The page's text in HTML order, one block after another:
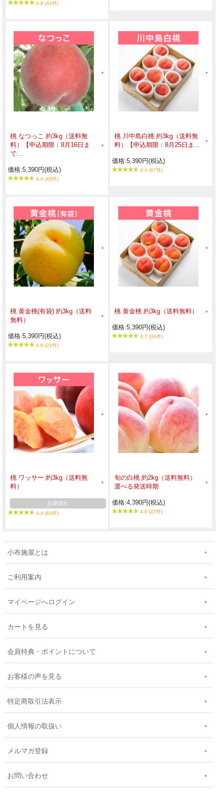
4.8 (41件)
桃 なつっこ 約3kg（送料無
料）【申込期限：8月16日ま
で...
価格:5,390円(税込)
4.4 (43件)
桃 川中島白桃 約3kg（送料無
料）【申込期限：8月25日ま...
価格:5,390円(税込)
4.4 (67件)
桃 黄金桃(有袋) 約3kg（送料
無料）
価格:5,390円(税込)
4.8 (21件)
桃 黄金桃 約3kg（送料無料）
価格:5,390円(税込)
4.7 (34件)
桃 ワッサー 約3kg（送料無
料）
在庫切れ
4.4 (63件)
旬の白桃 約2kg（送料無料）
選べる発送時期
価格:4,390円(税込)
4.6 (27件)
小布施屋とは
ご利用案内
マイページへログイン
カートを見る
会員特典・ポイントについて
お客様の声を見る
特定商取引法表示
個人情報の取扱い
メルマガ登録
お問い合わせ